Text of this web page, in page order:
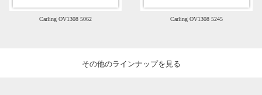
Carling OV1308 5062 Carling OV1308 5245
その他のラインナップを見る